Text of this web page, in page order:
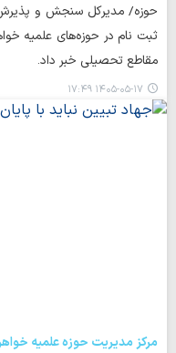
حوزه/ مدیرکل سنجش و پذیرش
ثبت نام در حوزه‌های علمیه
مقاطع تحصیلی خبر داد.
۱۴۰۵-۰۵-۱۷ ۱۷:۴۹
مرکز مدیریت حوزه علمیه